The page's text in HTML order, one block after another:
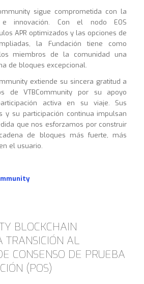
sigue comprometida con la
e innovación. Con el nodo EOS
APR optimizados y las opciones de
la Fundación tiene como
miembros de la comunidad una
de bloques excepcional.
extiende su sincera gratitud a
de VTBCommunity por su apoyo
activa en su viaje. Sus
y su participación continua impulsan
que nos esforzamos por construir
de bloques más fuerte, más
el usuario.
BLOCKCHAIN
TRANSICIÓN AL
CONSENSO DE PRUEBA
(POS)